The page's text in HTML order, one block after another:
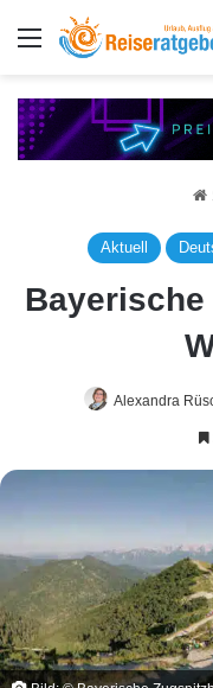
Menü
Aktuell
Alexandra